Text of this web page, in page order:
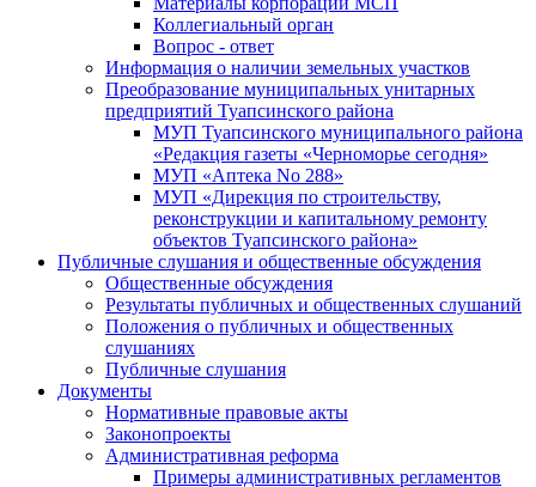
Коллегиальный орган
Вопрос - ответ
Информация о наличии земельных участков
Преобразование муниципальных унитарных
предприятий Туапсинского района
МУП Туапсинского муниципального района
«Редакция газеты «Черноморье сегодня»
МУП «Аптека No 288»
МУП «Дирекция по строительству,
реконструкции и капитальному ремонту
объектов Туапсинского района»
Публичные слушания и общественные обсуждения
Общественные обсуждения
Результаты публичных и общественных слушаний
Положения о публичных и общественных
слушаниях
Публичные слушания
Документы
Нормативные правовые акты
Законопроекты
Административная реформа
Примеры административных регламентов